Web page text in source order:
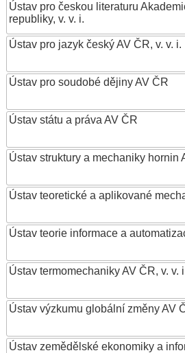
Ústav pro českou literaturu
republiky, v. v. i.
Ústav pro jazyk český AV ČR, v. v. i.
Ústav pro soudobé dějiny AV ČR
Ústav státu a práva AV ČR
Ústav struktury a mechaniky hornin
Ústav teoretické a aplikované
Ústav teorie informace a
Ústav termomechaniky AV ČR, v. v.
Ústav výzkumu globální změny AV
Ústav zemědělské ekonomiky a